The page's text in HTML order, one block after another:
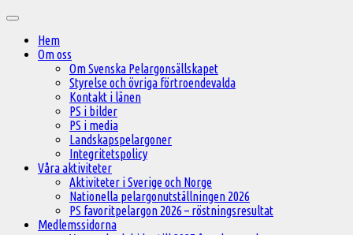
innehåll
Huvudmeny
Hem
Om oss
Om Svenska Pelargonsällskapet
Styrelse och övriga förtroendevalda
Kontakt i länen
PS i bilder
PS i media
Landskapspelargoner
Integritetspolicy
Våra aktiviteter
Aktiviteter i Sverige och Norge
Nationella pelargonutställningen 2026
PS favoritpelargon 2026 – röstningsresultat
Medlemssidorna